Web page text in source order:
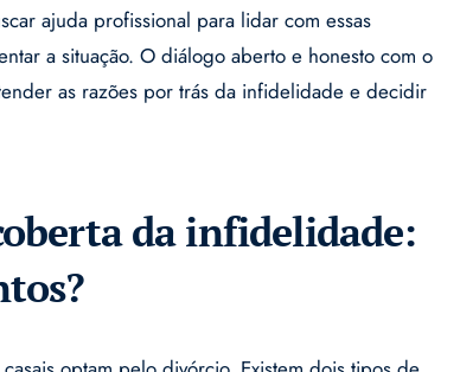
ajuda profissional para lidar com essas
a situação. O diálogo aberto e honesto com o
as razões por trás da infidelidade e decidir
da infidelidade: